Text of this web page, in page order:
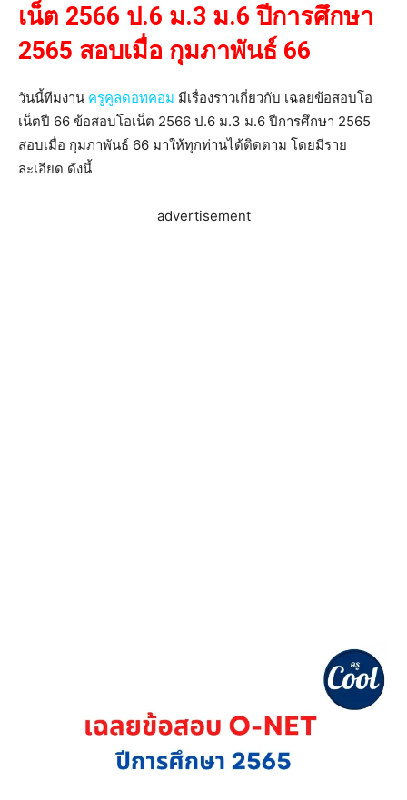
เน็ต 2566 ป.6 ม.3 ม.6 ปีการศึกษา
2565 สอบเมื่อ กุมภาพันธ์ 66
วันนี้ทีมงาน ครูคูลดอทคอม มีเรื่องราวเกี่ยวกับ เฉลยข้อสอบโอ
เน็ตปี 66 ข้อสอบโอเน็ต 2566 ป.6 ม.3 ม.6 ปีการศึกษา 2565
สอบเมื่อ กุมภาพันธ์ 66 มาให้ทุกท่านได้ติดตาม โดยมีราย
ละเอียด ดังนี้
advertisement